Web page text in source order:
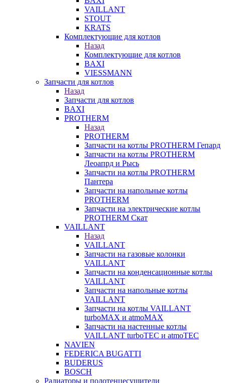
VAILLANT
STOUT
KRATS
Комплектующие для котлов
Назад
Комплектующие для котлов
BAXI
VIESSMANN
Запчасти для котлов
Назад
Запчасти для котлов
BAXI
PROTHERM
Назад
PROTHERM
Запчасти на котлы PROTHERM Гепард
Запчасти на котлы PROTHERM
Леоапрд и Рысь
Запчасти на котлы PROTHERM
Пантера
Запчасти на напольные котлы
PROTHERM
Запчасти на электрические котлы
PROTHERM Скат
VAILLANT
Назад
VAILLANT
Запчасти на газовые колонки
VAILLANT
Запчасти на конденсационные котлы
VAILLANT
Запчасти на напольные котлы
VAILLANT
Запчасти на котлы VAILLANT
turboMAX и atmoMAX
Запчасти на настенные котлы
VAILLANT turboTEC и atmoTEC
NAVIEN
FEDERICA BUGATTI
BUDERUS
BOSCH
Радиаторы и полотенцесушители